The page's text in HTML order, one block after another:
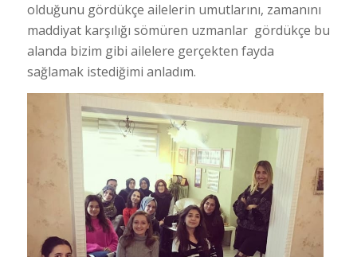
olduğunu gördükçe ailelerin umutlarını, zamanını
maddiyat karşılığı sömüren uzmanlar gördükçe bu
alanda bizim gibi ailelere gerçekten fayda
sağlamak istediğimi anladım.